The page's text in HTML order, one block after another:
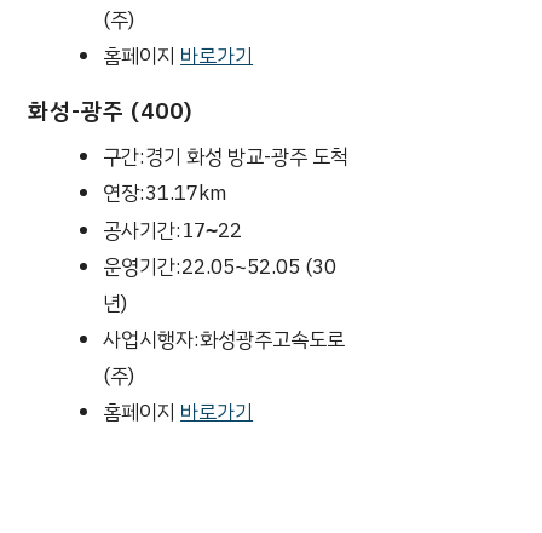
(주)
홈페이지 바로가기
화성-광주 (400)
구간:경기 화성 방교-광주 도척
연장:31.17km
공사기간: 17~22
운영기간:22.05~52.05 (30
년)
사업시행자:화성광주고속도로
(주)
홈페이지 바로가기